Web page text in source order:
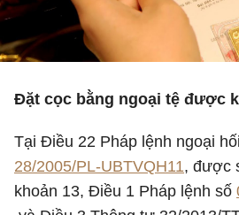
Đặt cọc bằng ngoại tệ được
Tại Điều 22 Pháp lệnh ngoại
28/2005/PL-UBTVQH11, được
khoản 13, Điều 1 Pháp lệnh số